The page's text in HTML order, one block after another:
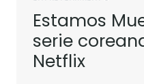
Estamos
serie
Netflix